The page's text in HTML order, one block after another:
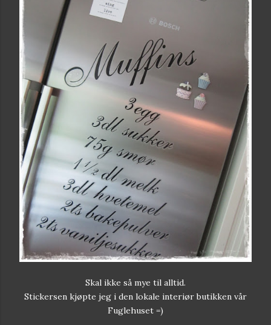
Skal ikke så mye til alltid.
Stickersen kjøpte jeg i den lokale interiør butikken vår
Fuglehuset =)